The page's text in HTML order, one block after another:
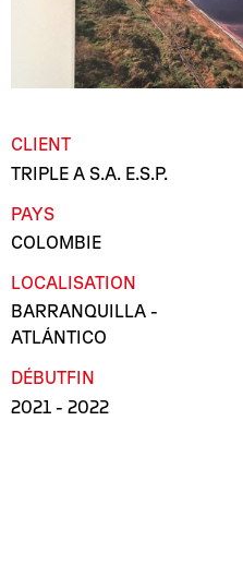
CLIENT
TRIPLE A S.A. E.S.P.
PAYS
COLOMBIE
LOCALISATION
BARRANQUILLA -
ATLÁNTICO
DÉBUTFIN
2021 - 2022